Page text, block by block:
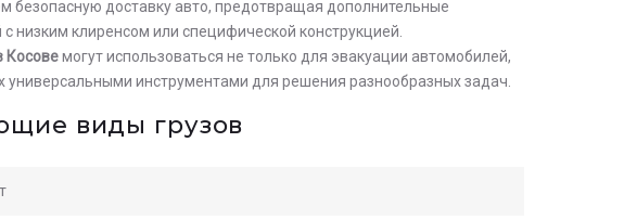
безопасную доставку авто, предотвращая дополнительные
клиренсом или специфической конструкцией.
Косовемогут использоваться не только для эвакуации автомобилей,
универсальными инструментами для решения разнообразных задач.
виды грузов